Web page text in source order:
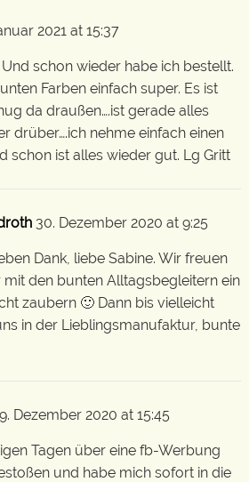
2021 at 15:37
schon wieder habe ich bestellt.
Farben einfach super. Es ist
da draußen….ist gerade alles
drüber….ich nehme einfach einen
schon ist alles wieder gut. Lg Gritt
30. Dezember 2020 at 9:25
Dank, liebe Sabine. Wir freuen
mit den bunten Alltagsbegleitern ein
zaubern 🙂 Dann bis vielleicht
in der Lieblingsmanufaktur, bunte
Dezember 2020 at 15:45
Tagen über eine fb-Werbung
und habe mich sofort in die